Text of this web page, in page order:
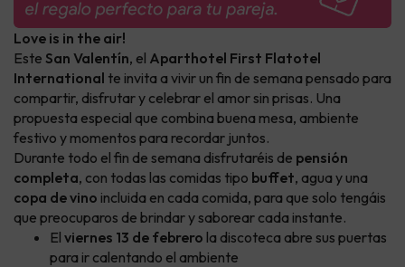
Love is in the air!
Este San Valentín, el Aparthotel First Flatotel
International te invita a vivir un fin de semana pensado para
compartir, disfrutar y celebrar el amor sin prisas. Una
propuesta especial que combina buena mesa, ambiente
festivo y momentos para recordar juntos.
Durante todo el fin de semana disfrutaréis de pensión
completa, con todas las comidas tipo buffet, agua y una
copa de vino incluida en cada comida, para que solo tengáis
que preocuparos de brindar y saborear cada instante.
El viernes 13 de febrero la discoteca abre sus puertas
para ir calentando el ambiente